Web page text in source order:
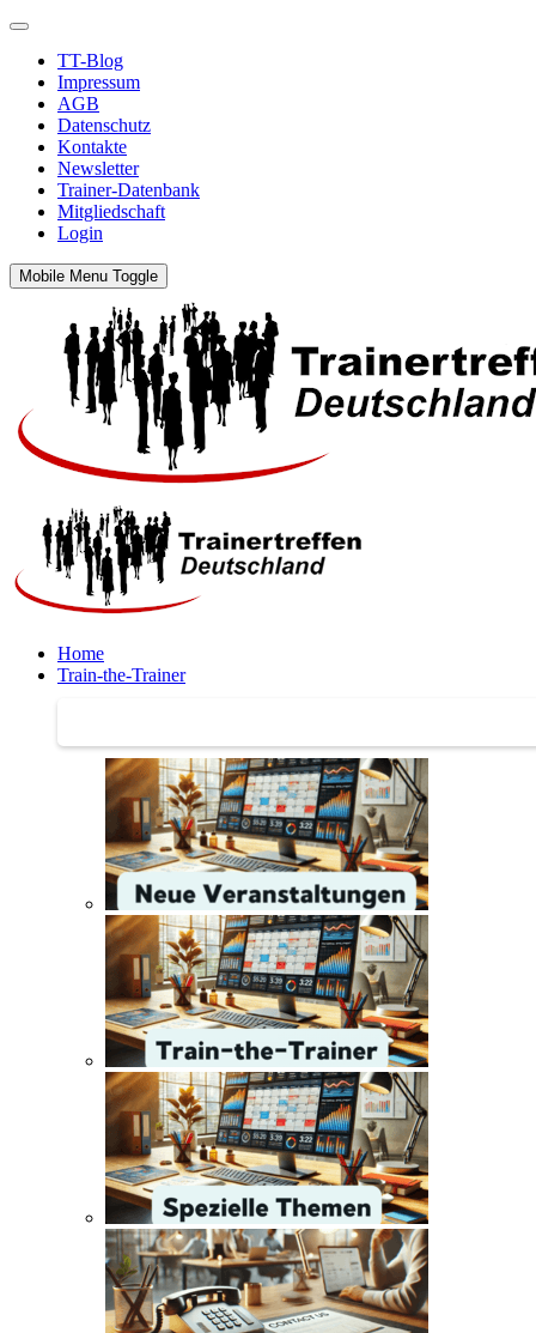
TT-Blog
Impressum
AGB
Datenschutz
Kontakte
Newsletter
Trainer-Datenbank
Mitgliedschaft
Login
Mobile Menu Toggle
Home
Train-the-Trainer